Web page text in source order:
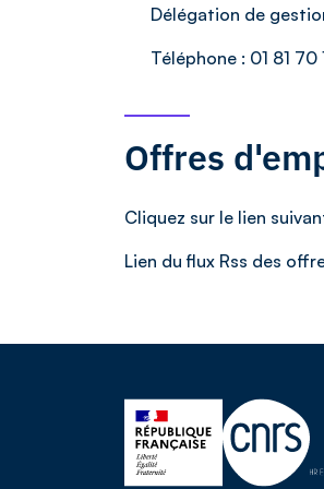
Délégation de
Téléphone : 01 81 70
Offres
Cliquez sur le lien
Lien du flux Rss des